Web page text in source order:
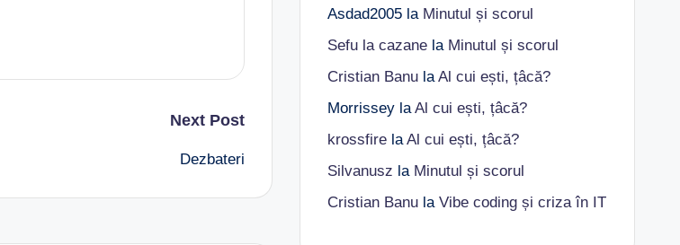
Next Post
Dezbateri
Asdad2005la Minutul și scorul
Sefu la cazanela Minutul și scorul
Cristian BanulaAl cui ești, țâcă?
MorrisseylaAl cui ești, țâcă?
krossfirelaAl cui ești, țâcă?
Silvanusz la Minutul și scorul
Cristian Banula Vibe coding și criza în IT